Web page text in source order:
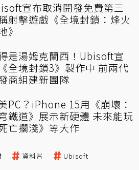
宣布取消開發免費第三
射擊遊戲《全境封鎖：烽火
》
是湯姆克蘭西！Ubisoft宣
全境封鎖3》製作中 前兩代
商組建新團隊
PC？iPhone 15用《崩壞：
鐵道》展示新硬體 未來能玩
亡擱淺》等大作
資料片 Ubisoft